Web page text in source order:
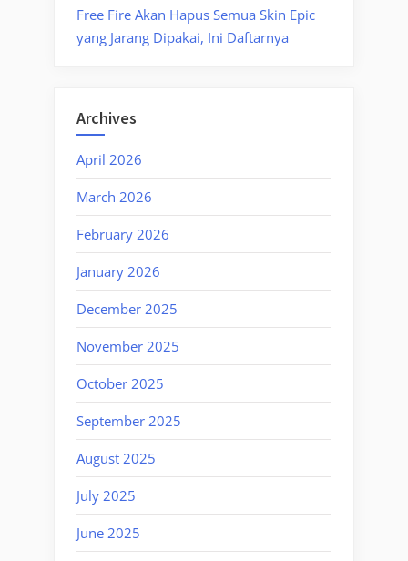
Free Fire Akan Hapus Semua Skin Epic
yang Jarang Dipakai, Ini Daftarnya
Archives
April 2026
March 2026
February 2026
January 2026
December 2025
November 2025
October 2025
September 2025
August 2025
July 2025
June 2025